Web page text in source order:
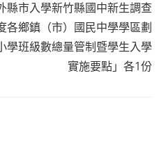
縣市入學新竹縣國中新生調查
各鄉鎮（市）國民中學學區劃
學班級數總量管制暨學生入學
實施要點」各1份